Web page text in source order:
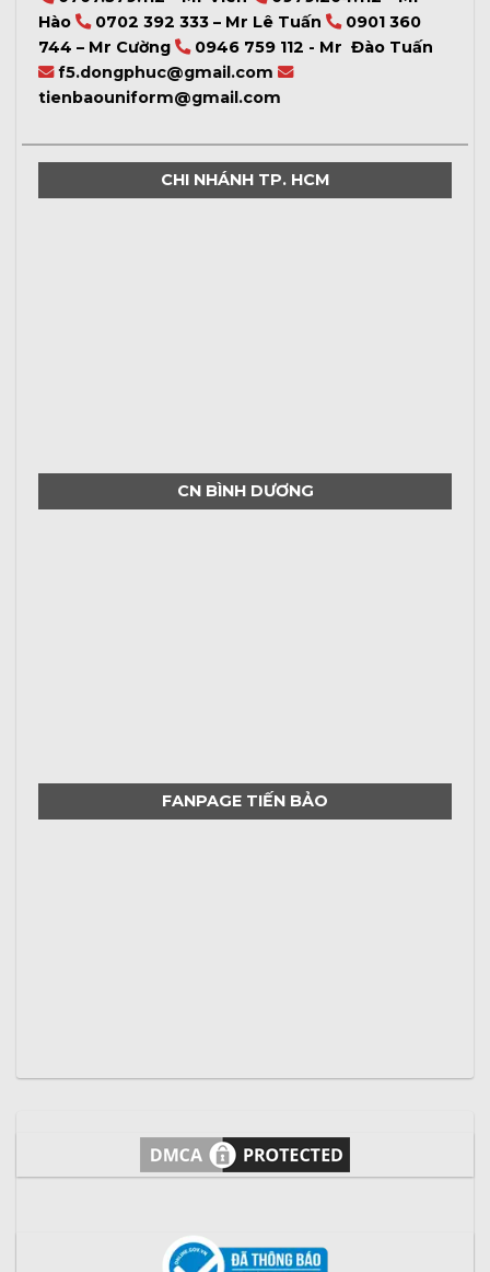
Hào
0702 392 333 – Mr Lê Tuấn
0901 360
744 – Mr Cường
0946 759 112 - Mr Đào Tuấn
f5.dongphuc@gmail.com
tienbaouniform@gmail.com
CHI NHÁNH TP. HCM
CN BÌNH DƯƠNG
FANPAGE TIẾN BẢO